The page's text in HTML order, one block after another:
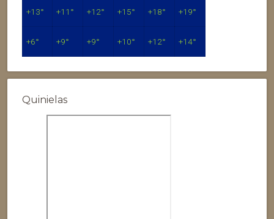
+13° +11° +12° +15° +18° +19°
+6° +9° +9° +10° +12° +14°
Quinielas